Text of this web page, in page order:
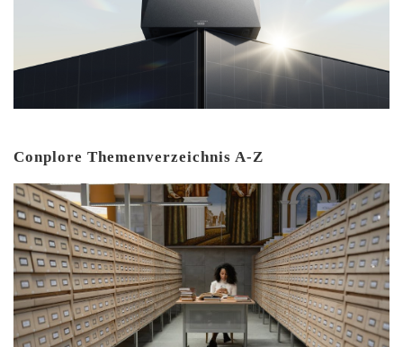
Conplore Themenverzeichnis A-Z